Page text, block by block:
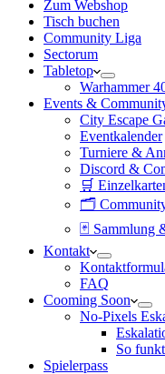
Zum Webshop
Tisch buchen
Community Liga
Sectorum
Tabletop
Warhammer
Events &
City Escape
Eventkalender
Turniere &
Discord &
🛒
🗂
🃏 Sammlung
Kontakt
FAQ
Cooming Soon
No-Pixels
So
Spielerpass